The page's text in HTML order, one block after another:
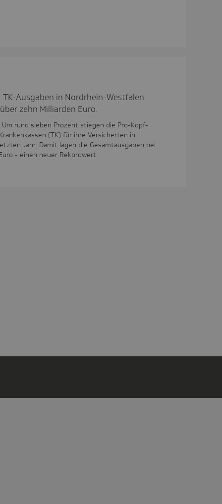
Ausgaben in Nordrhein-Westfalen
zehn Milliarden Euro.
rund sieben Prozent stiegen die Pro-Kopf-
(TK) für ihre Versicherten in
Jahr. Damit lagen die Gesamtausgaben bei
- einen neuer Rekordwert.